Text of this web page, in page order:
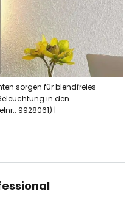
sorgen für blendfreies
in den
9928061) |